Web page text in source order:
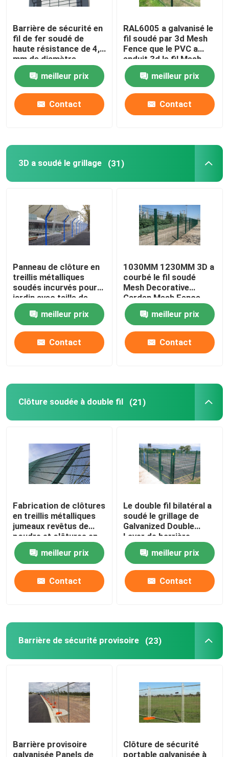
Mat de traction en acier
Réfractaire de Hexmesh
Herse à chaîne traînante
Clôture en acier de palissade
Barrière de sécurité en
fil de fer soudé de
haute résistance de 4,0
mm de diamètre
meilleur prix
Contact
RAL6005 a galvanisé le
fil soudé par 3d Mesh
Fence que le PVC a
enduit 3d le fil Mesh
Panels
meilleur prix
Contact
3D a soudé le grillage (31)
Panneau de clôture en
treillis métalliques
soudés incurvés pour
jardin avec taille de
trou 50x100mm
meilleur prix
Contact
1030MM 1230MM 3D a
courbé le fil soudé
Mesh Decorative
Garden Mesh Fence
meilleur prix
Contact
Clôture soudée à double fil (21)
Fabrication de clôtures
en treillis métalliques
jumeaux revêtus de
poudre et clôtures en
treillis soudés
meilleur prix
Contact
Le double fil bilatéral a
soudé le grillage de
Galvanized Double
Layer de barrière
meilleur prix
Contact
Barrière de sécurité provisoire (23)
Barrière provisoire
galvanisée Panels de
Clôture de sécurité
portable galvanisée à